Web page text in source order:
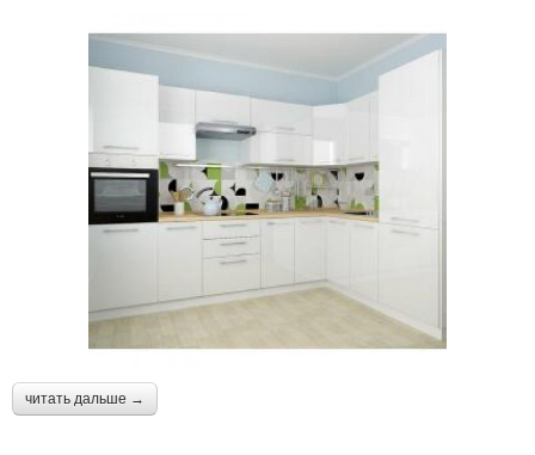
читать дальше →